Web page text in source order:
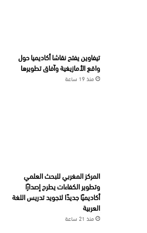
تيفاوين يفتح نقاشا أكاديميا حول
واقع الأمازيغية وآفاق تطويرها
منذ 19 ساعة
المركز المغربي للبحث العلمي
وتطوير الكفاءات يطرح إصدارًا
أكاديميًا جديدًا لتجويد تدريس اللغة
العربية
منذ 21 ساعة